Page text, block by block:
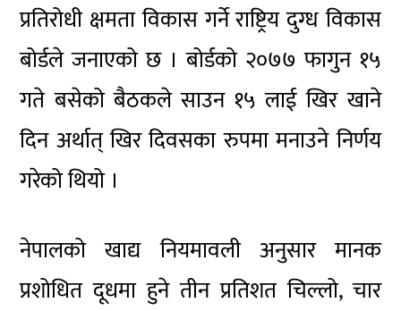
प्रतिरोधी क्षमता विकास गर्ने राष्ट्रिय दुग्ध विकास
बोर्डले जनाएको छ । बोर्डको २०७७ फागुन १५
गते बसेको बैठकले साउन १५ लाई खिर खाने
दिन अर्थात् खिर दिवसका रुपमा मनाउने निर्णय
गरेको थियो ।
नेपालको खाद्य नियमावली अनुसार मानक
प्रशोधित दूधमा हुने तीन प्रतिशत चिल्लो, चार